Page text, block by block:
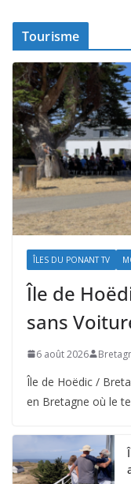
Tourisme
ÎLES DU PONANT TV
Île de
sans
6 août 2026
Île de Hoëdic /
en Bretagne où le